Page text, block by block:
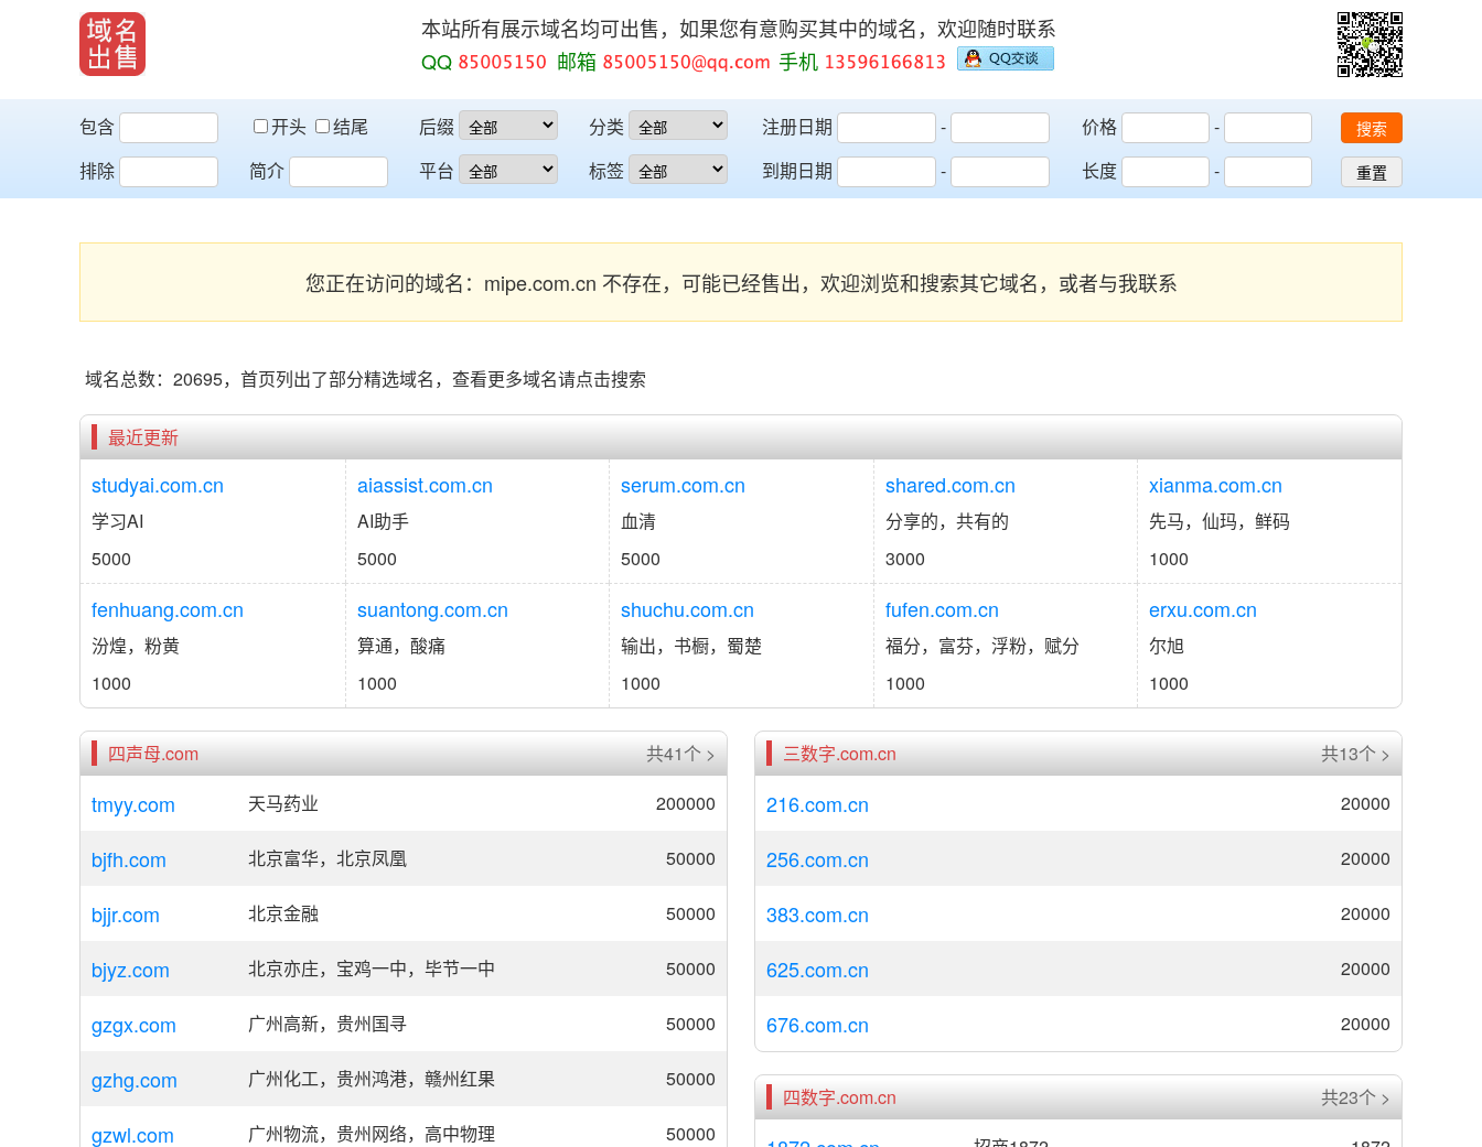
本站所有展示域名均可出售，如果您有意购买其中的域名，欢迎随时联系
QQ
邮箱 手机
包含 开头
结尾
排除
简介
后缀
平台
分类
标签
注册日期
-
到期日期
-
价格
-
长度
-
搜索
重置
您正在访问的域名：mipe.com.cn 不存在，可能已经售出，欢迎浏览和搜索其它域名，或者与我联系
域名总数：20695，首页列出了部分精选域名，查看更多域名请点击搜索
最近更新
studyai.com.cn
学习AI
5000
aiassist.com.cn
AI助手
5000
serum.com.cn
血清
5000
shared.com.cn
分享的，共有的
3000
xianma.com.cn
先马，仙玛，鲜码
1000
fenhuang.com.cn
汾煌，粉黄
1000
suantong.com.cn
算通，酸痛
1000
shuchu.com.cn
输出，书橱，蜀楚
1000
fufen.com.cn
福分，富芬，浮粉，赋分
1000
erxu.com.cn
尔旭
1000
四声母.com 共41个 >
tmyy.com 天马药业 200000
bjfh.com 北京富华，北京凤凰 50000
bjjr.com 北京金融 50000
bjyz.com 北京亦庄，宝鸡一中，毕节一中 50000
gzgx.com 广州高新，贵州国寻 50000
gzhg.com 广州化工，贵州鸿港，赣州红果 50000
gzwl.com 广州物流，贵州网络，高中物理 50000
三数字.com.cn 共13个 >
216.com.cn 20000
256.com.cn 20000
383.com.cn 20000
625.com.cn 20000
676.com.cn 20000
四数字.com.cn 共23个 >